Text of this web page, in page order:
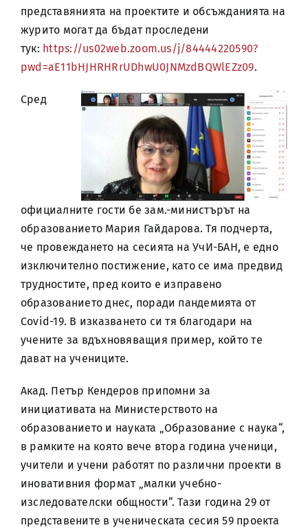
представянията на проектите и обсъжданията на
журито могат да бъдат проследени
тук: https://us02web.zoom.us/j/84444220590?
pwd=aE11bHJHRHRrUDhwU0JNMzdBQWlEZz09.
Сред
официалните гости бе зам.-министърът на
образованието Мария Гайдарова. Тя подчерта,
че провеждането на сесията на УчИ-БАН, е едно
изключително постижение, като се има предвид
трудностите, пред които е изправено
образованието днес, поради пандемията от
Covid-19. В изказването си тя благодари на
учените за вдъхновяващия пример, който те
дават на учениците.
Акад. Петър Кендеров припомни за
инициативата на Министерството на
образованието и науката „Образование с наука“,
в рамките на която вече втора година ученици,
учители и учени работят по различни проекти в
иновативния формат „малки учебно-
изследователски общности“. Тази година 29 от
представените в ученическата сесия 59 проекта